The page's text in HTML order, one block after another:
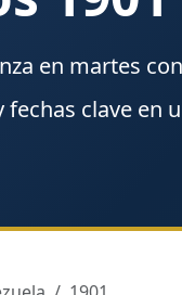
en martes con
fechas clave en